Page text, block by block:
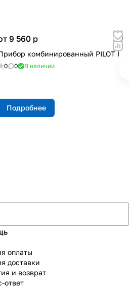
9 560 p
комбинированный PILOT I
0 0 В наличии
Подробнее
оплаты
доставки
и возврат
ответ